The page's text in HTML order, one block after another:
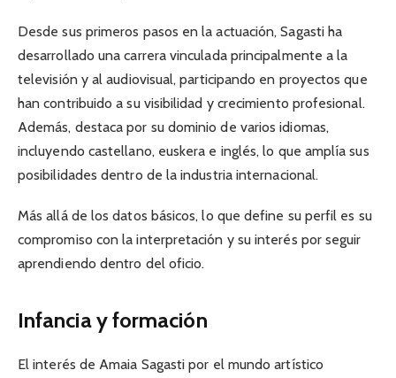
Desde sus primeros pasos en la actuación, Sagasti ha
desarrollado una carrera vinculada principalmente a la
televisión y al audiovisual, participando en proyectos que
han contribuido a su visibilidad y crecimiento profesional.
Además, destaca por su dominio de varios idiomas,
incluyendo castellano, euskera e inglés, lo que amplía sus
posibilidades dentro de la industria internacional.
Más allá de los datos básicos, lo que define su perfil es su
compromiso con la interpretación y su interés por seguir
aprendiendo dentro del oficio.
Infancia y formación
El interés de Amaia Sagasti por el mundo artístico